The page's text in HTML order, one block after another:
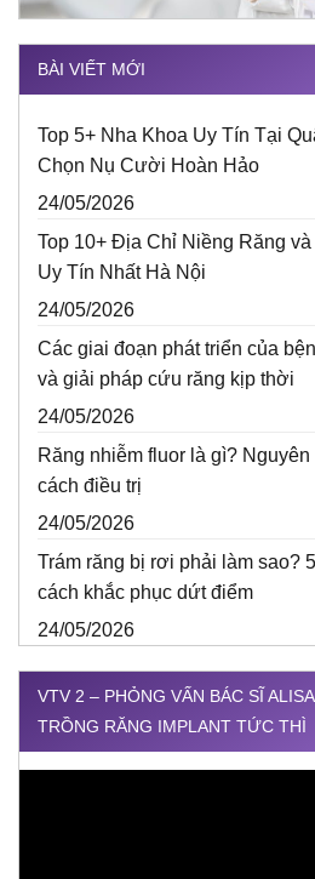
BÀI VIẾT MỚI
Top 5+ Nha Khoa Uy Tín Tại
Chọn Nụ Cười Hoàn Hảo
24/05/2026
Top 10+ Địa Chỉ Niềng Răng
Uy Tín Nhất Hà Nội
24/05/2026
Các giai đoạn phát triển của
và giải pháp cứu răng kịp thời
24/05/2026
Răng nhiễm fluor là gì?
cách điều trị
24/05/2026
Trám răng bị rơi phải làm sao?
cách khắc phục dứt điểm
24/05/2026
VTV 2 – PHỎNG VẤN BÁC SĨ
TRỒNG RĂNG IMPLANT TỨC THÌ